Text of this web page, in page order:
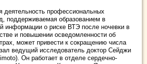
деятельность профессиональных
поддерживаемая образованием в
информации о риске ВТЭ после ночевки в
и повышении осведомленности об
может привести к сокращению числа
ведущий исследователь доктор Сейджи
Он работает в отделе сердечно-